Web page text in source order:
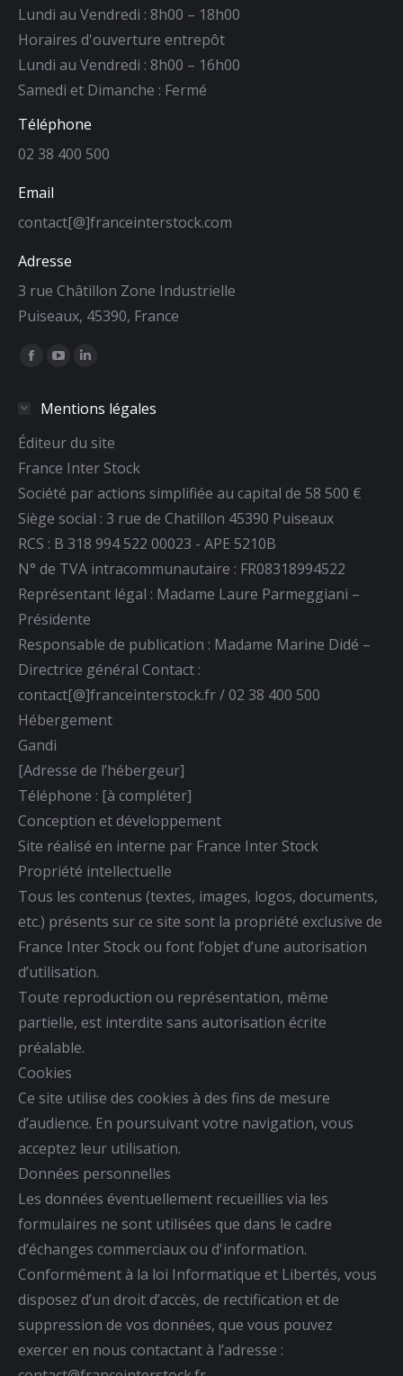
Lundi au Vendredi : 8h00 – 18h00
Horaires d'ouverture entrepôt
Lundi au Vendredi : 8h00 – 16h00
Samedi et Dimanche : Fermé
Téléphone
02 38 400 500
Email
contact[@]franceinterstock.com
Adresse
3 rue Châtillon Zone Industrielle
Puiseaux, 45390, France
Trouvez nous sur :
La
Facebook
s'ouvre
une
nouvelle
fenêtre
La
YouTube
s'ouvre
dans
une
nouvelle
fenêtre
La
LinkedIn
s'ouvre
dans
fenêtre
Mentions légales
Éditeur du site
France Inter Stock
Société par actions simplifiée au capital de 58 500 €
Siège social : 3 rue de Chatillon 45390 Puiseaux
RCS : B 318 994 522 00023 - APE 5210B
N° de TVA intracommunautaire : FR08318994522
Représentant légal : Madame Laure Parmeggiani –
Présidente
Responsable de publication : Madame Marine Didé –
Directrice général Contact :
contact[@]franceinterstock.fr / 02 38 400 500
Hébergement
Gandi
[Adresse de l’hébergeur]
Téléphone : [à compléter]
Conception et développement
Site réalisé en interne par France Inter Stock
Propriété intellectuelle
Tous les contenus (textes, images, logos, documents,
etc.) présents sur ce site sont la propriété exclusive de
France Inter Stock ou font l’objet d’une autorisation
d’utilisation.
Toute reproduction ou représentation, même
partielle, est interdite sans autorisation écrite
préalable.
Cookies
Ce site utilise des cookies à des fins de mesure
d’audience. En poursuivant votre navigation, vous
acceptez leur utilisation.
Données personnelles
Les données éventuellement recueillies via les
formulaires ne sont utilisées que dans le cadre
d’échanges commerciaux ou d'information.
Conformément à la loi Informatique et Libertés, vous
disposez d’un droit d’accès, de rectification et de
suppression de vos données, que vous pouvez
exercer en nous contactant à l’adresse :